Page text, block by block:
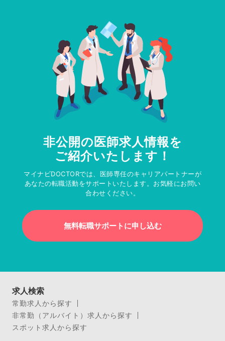
非公開の医師求人情報を
ご紹介いたします！
マイナビDOCTORでは、医師専任のキャリアパートナーが
あなたの転職活動をサポートいたします。お気軽にお問い
合わせください。
無料転職サポートに申し込む
求人検索
常勤求人から探す
非常勤（アルバイト）求人から探す
スポット求人から探す